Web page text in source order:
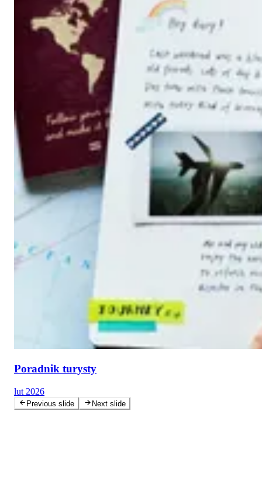
Poradnik turysty
lut 2026
Previous slide Next slide